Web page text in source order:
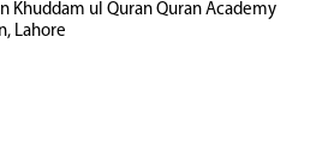
Khuddam ul Quran Quran Academy
Lahore